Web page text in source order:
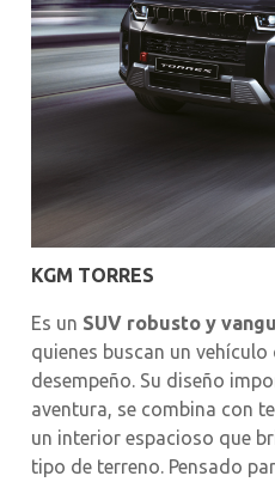
KGM TORRES
Es un SUV robusto y
quienes buscan un
desempeño. Su diseño
aventura, se combina con
un interior espacioso que
tipo de terreno. Pensado